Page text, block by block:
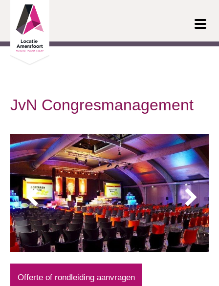
Ga door naar inhoud
JvN Congresmanagement
Offerte of rondleiding aanvragen